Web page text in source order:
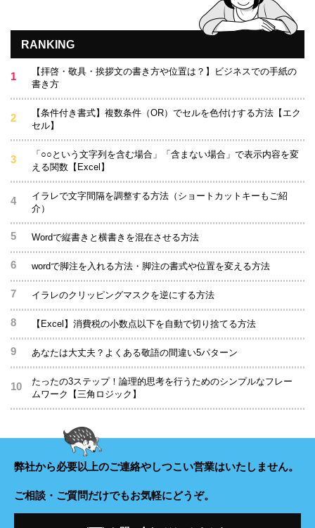
RANKING
【拝啓・敬具・挨拶文の書き方や位置は？】ビジネスでの手紙の
書き方
【条件付き書式】複数条件（OR）でセルを色付けする方法【エク
セル】
「○○という文字列を含む場合」「含まない場合」で表示内容を変
える関数【Excel】
イラレで文字間隔を調整する方法（ショートカットキーもご紹
介）
Wordで縦書きと横書きを混在させる方法
wordで脚注を入れる方法・脚注の書式や位置を変える方法
イラレのクリッピングマスクを逆にする方法
【Excel】消費税の小数点以下を自動で切り捨てる方法
あなたは大丈夫？よくある敬語の間違い5パターン
たったの3ステップ！論理的思考を行うためのシンプルなフレー
ムワーク【三角ロジック】
弊社から必要以上のご連絡やしつこい営業はいたしません。
ご相談・ご質問だけでもお気軽にどうぞ。